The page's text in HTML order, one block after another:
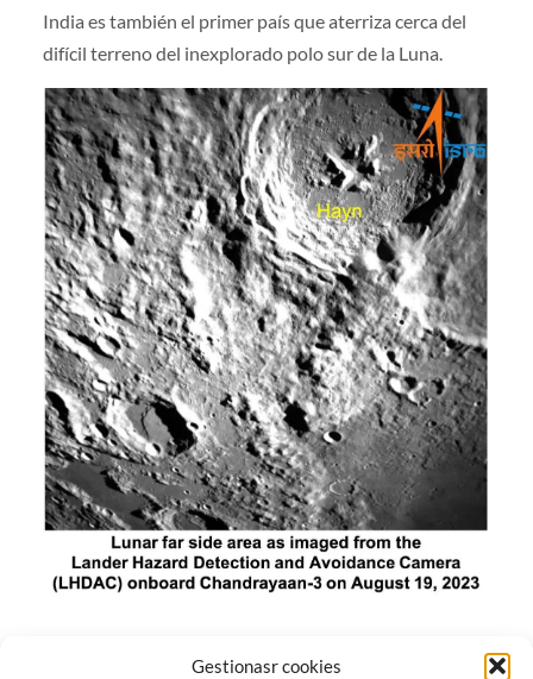
Gestionasr cookies
India es también el primer país que aterriza cerca del
difícil terreno del inexplorado polo sur de la Luna.